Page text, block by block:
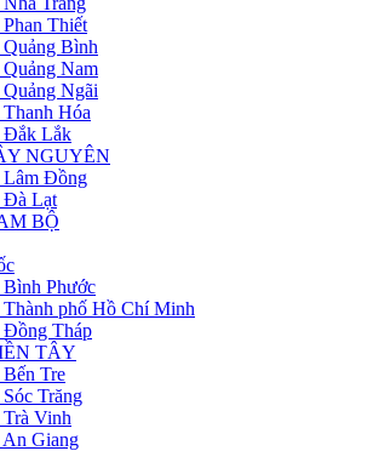
Thiết
Bình
Nam
Ngãi
Hóa
Đắk Lắk
NGUYÊN
Lâm Đồng
Đà Lạt
BỘ
Phước
Thành phố Hồ Chí Minh
Đồng Tháp
TÂY
Tre
Trăng
Vinh
Giang